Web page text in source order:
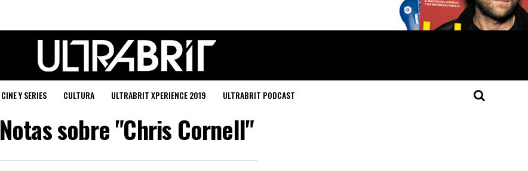
CINE Y SERIES CULTURA ULTRABRIT XPERIENCE 2019 ULTRABRIT PODCAST
Notas sobre "Chris Cornell"